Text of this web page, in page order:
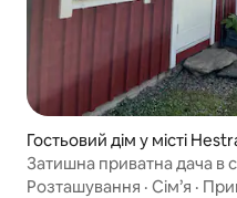
Гостьовий дім у місті
Затишна приватна дача в
Смоланда
Розташування · Сім’я ·